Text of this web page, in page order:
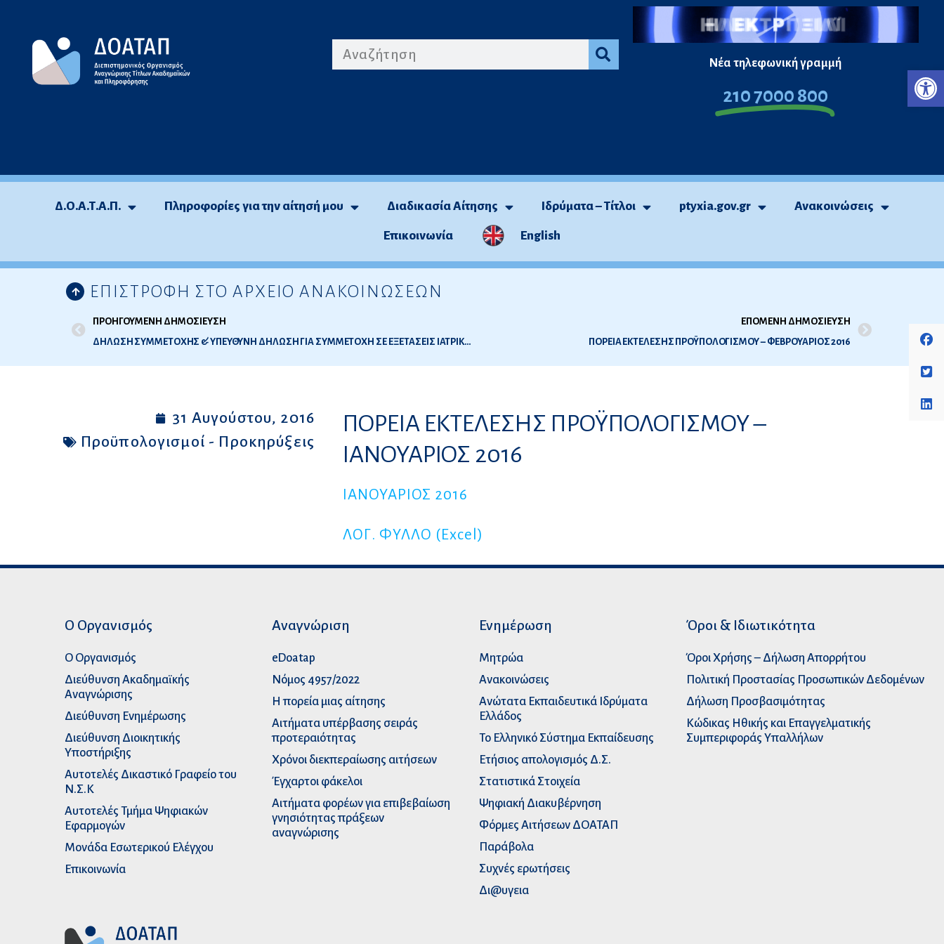
περιεχόμενο
Νέα τηλεφωνική γραμμή
210 7000 800
Δ.Ο.Α.Τ.Α.Π. Πληροφορίες για την αίτησή μου Διαδικασία Αίτησης Ιδρύματα – Τίτλοι ptyxia.gov.gr Ανακοινώσεις
Επικοινωνία English
ΕΠΙΣΤΡΟΦΗ ΣΤΟ ΑΡΧΕΙΟ ΑΝΑΚΟΙΝΩΣΕΩΝ
ΠΡΟΗΓΟΥΜΕΝΗ ΔΗΜΟΣΙΕΥΣΗ
ΔΗΛΩΣΗ ΣΥΜΜΕΤΟΧΗΣ & ΥΠΕΥΘΥΝΗ ΔΗΛΩΣΗ ΓΙΑ ΣΥΜΜΕΤΟΧΗ ΣΕ ΕΞΕΤΑΣΕΙΣ ΙΑΤΡΙΚΗΣ 2016
ΕΠΟΜΕΝΗ ΔΗΜΟΣΙΕΥΣΗ
ΠΟΡΕΙΑ ΕΚΤΕΛΕΣΗΣ ΠΡΟΫΠΟΛΟΓΙΣΜΟΥ – ΦΕΒΡΟΥΑΡΙΟΣ 2016
31 Αυγούστου, 2016
Προϋπολογισμοί - Προκηρύξεις
ΠΟΡΕΙΑ ΕΚΤΕΛΕΣΗΣ ΠΡΟΫΠΟΛΟΓΙΣΜΟΥ –
ΙΑΝΟΥΑΡΙΟΣ 2016
ΙΑΝΟΥΑΡΙΟΣ 2016
ΛΟΓ. ΦΥΛΛΟ (Excel)
Ο Οργανισμός
Ο Οργανισμός
Διεύθυνση Ακαδημαϊκής
Αναγνώρισης
Διεύθυνση Ενημέρωσης
Διεύθυνση Διοικητικής
Υποστήριξης
Αυτοτελές Δικαστικό Γραφείο του
Ν.Σ.Κ
Αυτοτελές Τμήμα Ψηφιακών
Εφαρμογών
Μονάδα Εσωτερικού Ελέγχου
Επικοινωνία
Αναγνώριση
eDoatap
Νόμος 4957/2022
Η πορεία μιας αίτησης
Αιτήματα υπέρβασης σειράς
προτεραιότητας
Χρόνοι διεκπεραίωσης αιτήσεων
Έγχαρτοι φάκελοι
Αιτήματα φορέων για επιβεβαίωση
γνησιότητας πράξεων
αναγνώρισης
Ενημέρωση
Μητρώα
Ανακοινώσεις
Ανώτατα Eκπαιδευτικά Iδρύματα
Ελλάδος
Το Ελληνικό Σύστημα Εκπαίδευσης
Ετήσιος απολογισμός Δ.Σ.
Στατιστικά Στοιχεία
Ψηφιακή Διακυβέρνηση
Φόρμες Αιτήσεων ΔΟΑΤΑΠ
Παράβολα
Συχνές ερωτήσεις
Δι@υγεια
Όροι & Ιδιωτικότητα
Όροι Χρήσης – Δήλωση Απορρήτου
Πολιτική Προστασίας Προσωπικών Δεδομένων
Δήλωση Προσβασιμότητας
Κώδικας Ηθικής και Επαγγελματικής
Συμπεριφοράς Υπαλλήλων